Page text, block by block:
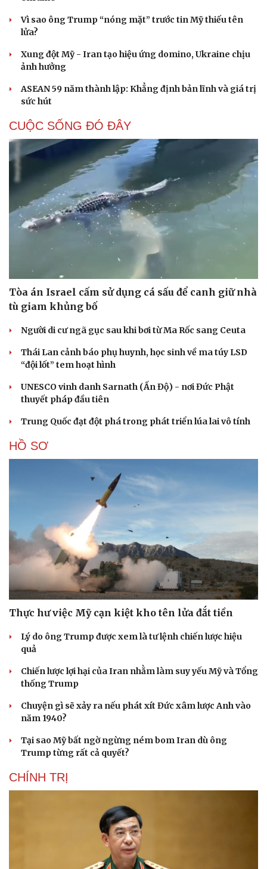
Cải chính
Vì sao ông Trump “nóng mặt” trước tin Mỹ thiếu tên
lửa?
Xung đột Mỹ - Iran tạo hiệu ứng domino, Ukraine chịu
ảnh hưởng
ASEAN 59 năm thành lập: Khẳng định bản lĩnh và giá trị
sức hút
CUỘC SỐNG ĐÓ ĐÂY
Tòa án Israel cấm sử dụng cá sấu để canh giữ nhà
tù giam khủng bố
Người di cư ngã gục sau khi bơi từ Ma Rốc sang Ceuta
Thái Lan cảnh báo phụ huynh, học sinh về ma túy LSD
“đội lốt” tem hoạt hình
UNESCO vinh danh Sarnath (Ấn Độ) - nơi Đức Phật
thuyết pháp đầu tiên
Trung Quốc đạt đột phá trong phát triển lúa lai vô tính
HỒ SƠ
Thực hư việc Mỹ cạn kiệt kho tên lửa đắt tiền
Lý do ông Trump được xem là tư lệnh chiến lược hiệu
quả
Chiến lược lợi hại của Iran nhằm làm suy yếu Mỹ và Tổng
thống Trump
Chuyện gì sẽ xảy ra nếu phát xít Đức xâm lược Anh vào
năm 1940?
Tại sao Mỹ bất ngờ ngừng ném bom Iran dù ông
Trump từng rất cả quyết?
CHÍNH TRỊ